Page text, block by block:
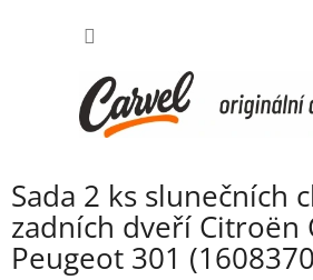
Sada 2 ks slunečních
zadních dveří Citroën
Peugeot 301